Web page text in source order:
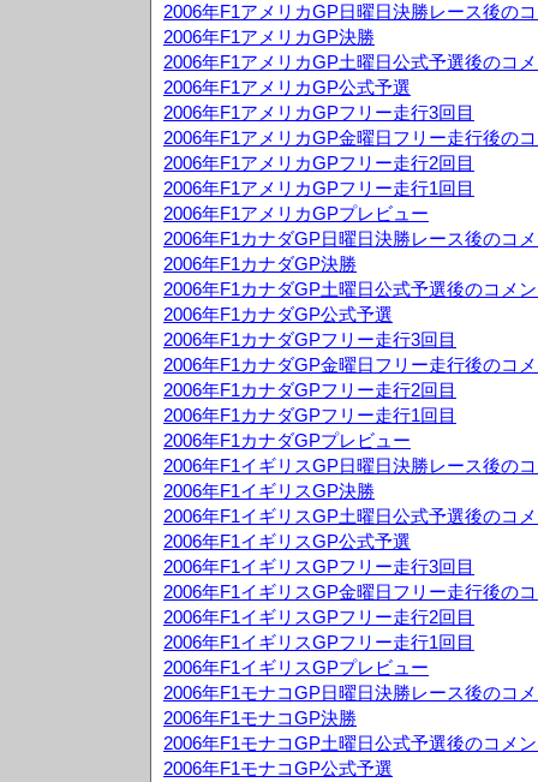
2006年F1アメリカGP日曜日決勝レース後の
2006年F1アメリカGP決勝
2006年F1アメリカGP土曜日公式予選後のコ
2006年F1アメリカGP公式予選
2006年F1アメリカGPフリー走行3回目
2006年F1アメリカGP金曜日フリー走行後の
2006年F1アメリカGPフリー走行2回目
2006年F1アメリカGPフリー走行1回目
2006年F1アメリカGPプレビュー
2006年F1カナダGP日曜日決勝レース後のコ
2006年F1カナダGP決勝
2006年F1カナダGP土曜日公式予選後のコメ
2006年F1カナダGP公式予選
2006年F1カナダGPフリー走行3回目
2006年F1カナダGP金曜日フリー走行後のコ
2006年F1カナダGPフリー走行2回目
2006年F1カナダGPフリー走行1回目
2006年F1カナダGPプレビュー
2006年F1イギリスGP日曜日決勝レース後の
2006年F1イギリスGP決勝
2006年F1イギリスGP土曜日公式予選後のコ
2006年F1イギリスGP公式予選
2006年F1イギリスGPフリー走行3回目
2006年F1イギリスGP金曜日フリー走行後の
2006年F1イギリスGPフリー走行2回目
2006年F1イギリスGPフリー走行1回目
2006年F1イギリスGPプレビュー
2006年F1モナコGP日曜日決勝レース後のコ
2006年F1モナコGP決勝
2006年F1モナコGP土曜日公式予選後のコメ
2006年F1モナコGP公式予選